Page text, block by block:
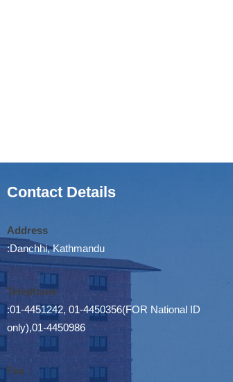
Contact Details
Address
:Danchhi, Kathmandu
Telephone
:01-4451242, 01-4450356(FOR National ID
only),01-4450986
Fax